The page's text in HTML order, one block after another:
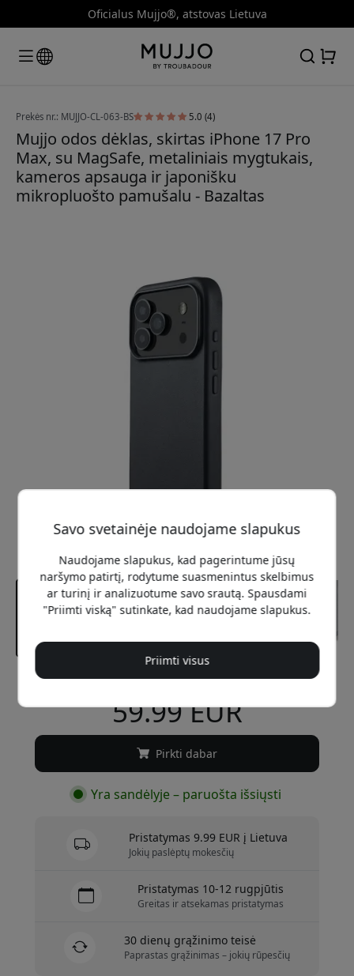
Oficialus Mujjo®, atstovas Lietuva
Prekės nr.: MUJJO-CL-063-BS 5.0 (4)
Mujjo odos dėklas, skirtas iPhone 17 Pro
Max, su MagSafe, metaliniais mygtukais,
kameros apsauga ir japonišku
mikropluošto pamušalu - Bazaltas
59.99 EUR
Pirkti dabar
Yra sandėlyje – paruošta išsiųsti
Pristatymas 9.99 EUR į Lietuva
Jokių paslėptų mokesčių
Pristatymas 10-12 rugpjūtis
Greitas ir atsekamas pristatymas
30 dienų grąžinimo teisė
Paprastas grąžinimas – jokių rūpesčių
Savo svetainėje naudojame slapukus
Naudojame slapukus, kad pagerintume jūsų
naršymo patirtį, rodytume suasmenintus skelbimus
ar turinį ir analizuotume savo srautą. Spausdami
"Priimti viską" sutinkate, kad naudojame slapukus.
Priimti visus